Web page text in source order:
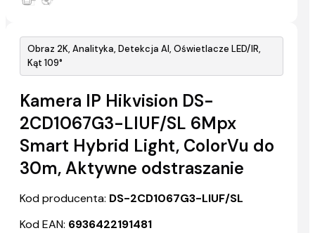
Obraz 2K, Analityka, Detekcja AI, Oświetlacze LED/IR,
Kąt 109°
Kamera IP Hikvision DS-
2CD1067G3-LIUF/SL 6Mpx
Smart Hybrid Light, ColorVu do
30m, Aktywne odstraszanie
Kod producenta: DS-2CD1067G3-LIUF/SL
Kod EAN: 6936422191481